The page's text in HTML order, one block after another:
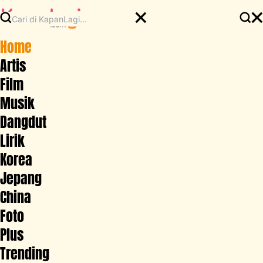
Home
Artis
Film
Musik
Dangdut
Lirik
Korea
Jepang
China
Foto
Plus
Trending